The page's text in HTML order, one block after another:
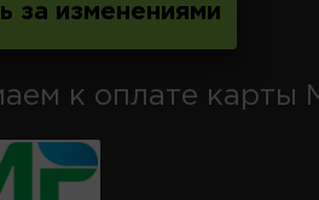
за изменениями
к оплате карты